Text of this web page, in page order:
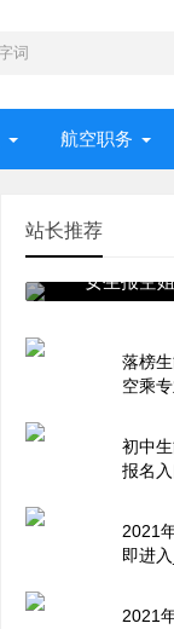
航空职务
站长推荐
女生报空
落榜
空乘
初中
报名
2021
即进
2021